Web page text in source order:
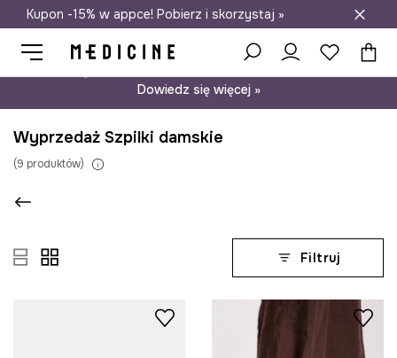
Darmowa dostawa do salonów
Kupon -15% w appce! Pobierz i skorzystaj »
Dowiedz się więcej »
Wyprzedaż Szpilki damskie
(9 produktów)
Filtruj